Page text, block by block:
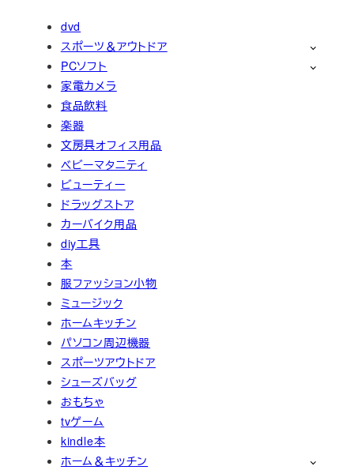
dvd
スポーツ＆アウトドア
PCソフト
家電カメラ
食品飲料
楽器
文房具オフィス用品
ベビーマタニティ
ビューティー
ドラッグストア
カーバイク用品
diy工具
本
服ファッション小物
ミュージック
ホームキッチン
パソコン周辺機器
スポーツアウトドア
シューズバッグ
おもちゃ
tvゲーム
kindle本
ホーム＆キッチン